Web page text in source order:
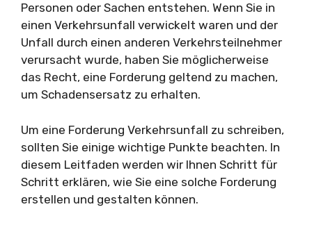
Personen oder Sachen entstehen. Wenn Sie in
einen Verkehrsunfall verwickelt waren und der
Unfall durch einen anderen Verkehrsteilnehmer
verursacht wurde, haben Sie möglicherweise
das Recht, eine Forderung geltend zu machen,
um Schadensersatz zu erhalten.
Um eine Forderung Verkehrsunfall zu schreiben,
sollten Sie einige wichtige Punkte beachten. In
diesem Leitfaden werden wir Ihnen Schritt für
Schritt erklären, wie Sie eine solche Forderung
erstellen und gestalten können.